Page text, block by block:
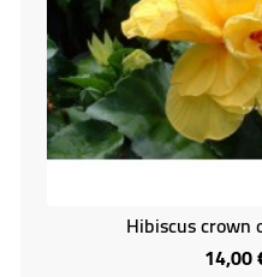
Hibiscus crown
14,00